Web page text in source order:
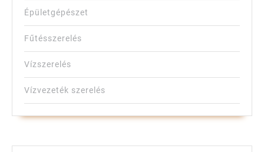
Épületgépészet
Fűtésszerelés
Vízszerelés
Vízvezeték szerelés